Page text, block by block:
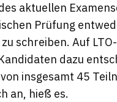
aktuellen
Prüfung
schreiben. Auf LTO
dazu
insgesamt 45
an, hieß es.